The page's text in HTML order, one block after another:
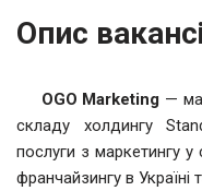
Опис
OGO Marketing —
складу холдингу
послуги з маркетингу у
франчайзингу в Україні